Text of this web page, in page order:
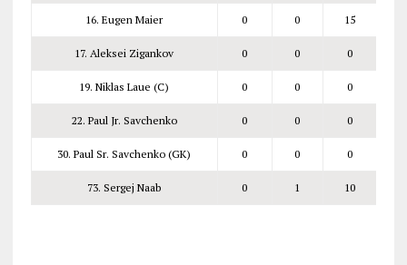
16. Eugen Maier 0 0 15
17. Aleksei Zigankov 0 0 0
19. Niklas Laue (C) 0 0 0
22. Paul Jr. Savchenko 0 0 0
30. Paul Sr. Savchenko (GK) 0 0 0
73. Sergej Naab 0 1 10